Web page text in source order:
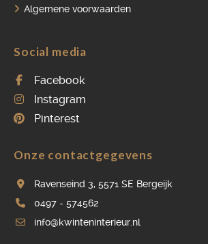
Algemene voorwaarden
Social media
Facebook
Instagram
Pinterest
Onze contactgegevens
Ravenseind 3, 5571 SE Bergeijk
0497 - 574562
info@kwinteninterieur.nl